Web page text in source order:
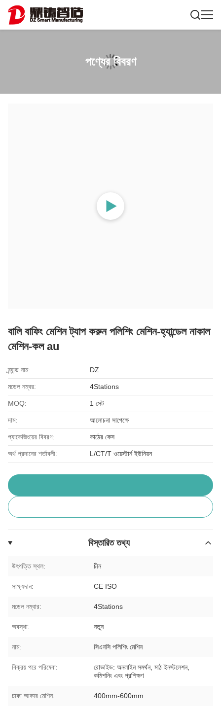
পণ্যের বিবরণ
বালি বাফিং মেশিন ট্যাপ করুন পলিশিং মেশিন-হ্যান্ডেল নাকাল
মেশিন-কল au
ব্র্যান্ড নাম: DZ
মডেল নম্বর: 4Stations
MOQ: 1 সেট
দাম: আলোচনা সাপেক্ষে
প্যাকেজিংয়ের বিবরণ: কাঠের কেস
অর্থ প্রদানের শর্তাবলী: L/CT/T ওয়েস্টার্ন ইউনিয়ন
বিস্তারিত তথ্য
উৎপত্তি স্থল: চীন
সাক্ষ্যদান: CE ISO
মডেল নম্বার: 4Stations
অবস্থা: নতুন
নাম: সিএনসি পলিশিং মেশিন
বিক্রয় পরে পরিষেবা:
রোভাইড: অনলাইন সমর্থন, মাঠ ইনস্টলেশন,
কমিশনিং এবং প্রশিক্ষণ
চাকা আকার মেশিন: 400mm-600mm